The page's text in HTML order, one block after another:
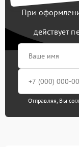
При
действует
Отправляя, Вы